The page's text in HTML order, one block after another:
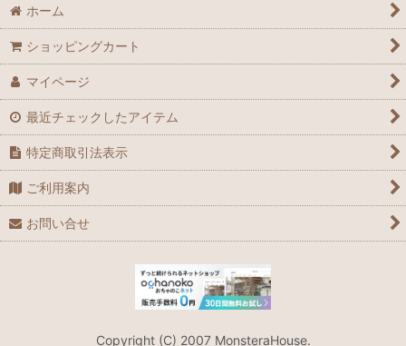
ジンベエザメ
色お任せお得なキット
ホーム
ショッピングカート
マイページ
最近チェックしたアイテム
特定商取引法表示
ご利用案内
お問い合せ
Copyright (C) 2007 MonsteraHouse.